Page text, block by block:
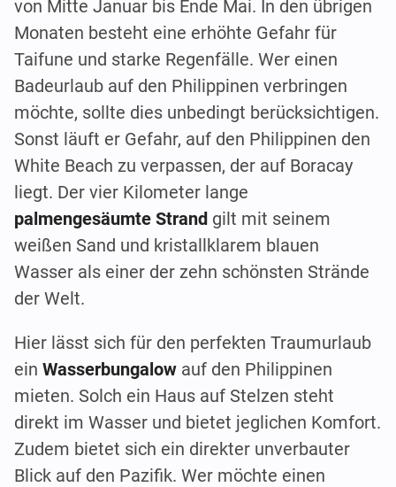
von Mitte Januar bis Ende Mai. In den übrigen
Monaten besteht eine erhöhte Gefahr für
Taifune und starke Regenfälle. Wer einen
Badeurlaub auf den Philippinen verbringen
möchte, sollte dies unbedingt berücksichtigen.
Sonst läuft er Gefahr, auf den Philippinen den
White Beach zu verpassen, der auf Boracay
liegt. Der vier Kilometer lange
palmengesäumte Strand gilt mit seinem
weißen Sand und kristallklarem blauen
Wasser als einer der zehn schönsten Strände
der Welt.
Hier lässt sich für den perfekten Traumurlaub
ein Wasserbungalow auf den Philippinen
mieten. Solch ein Haus auf Stelzen steht
direkt im Wasser und bietet jeglichen Komfort.
Zudem bietet sich ein direkter unverbauter
Blick auf den Pazifik. Wer möchte einen